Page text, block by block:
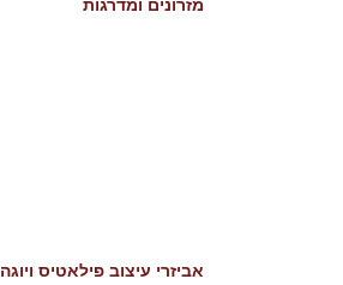
מזרונים ומדרגות
אביזרי עיצוב פילאטיס ויוגה